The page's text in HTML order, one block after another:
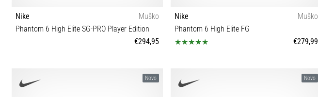
Nike
Muško
Phantom 6 High Elite SG-PRO Player Edition
€294,95
Nike
Muško
Phantom 6 High Elite FG
€279,99
39 40 40½ 41 42 42½ 43 44 44½ 45 45½ 46 47 47½
Novo Novo